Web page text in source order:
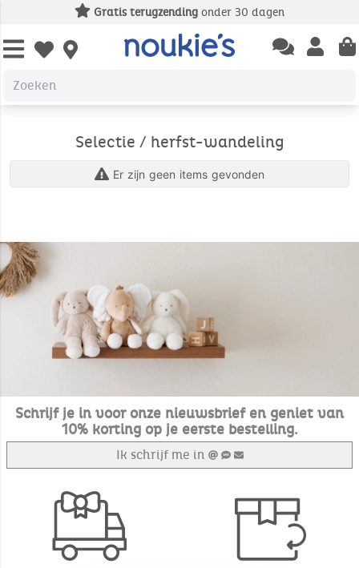
Gratis terugzending onder 30 dagen
Open wishlist Open
Open
Selectie / herfst-wandeling
Er zijn geen items gevonden
Schrijf je in voor onze nieuwsbrief en geniet van
10% korting op je eerste bestelling.
Ik schrijf me in